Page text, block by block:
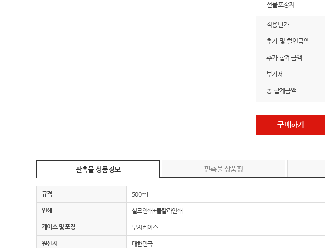
선물포장지
적용단가
추가 및 할인금액
추가 합계금액
부가세
총 합계금액
구매하기
판촉물 상품정보 판촉물 상품평
규격 500ml
인쇄 실크인쇄+풀칼라인쇄
케이스 및 포장 무지케이스
원산지 대한민국